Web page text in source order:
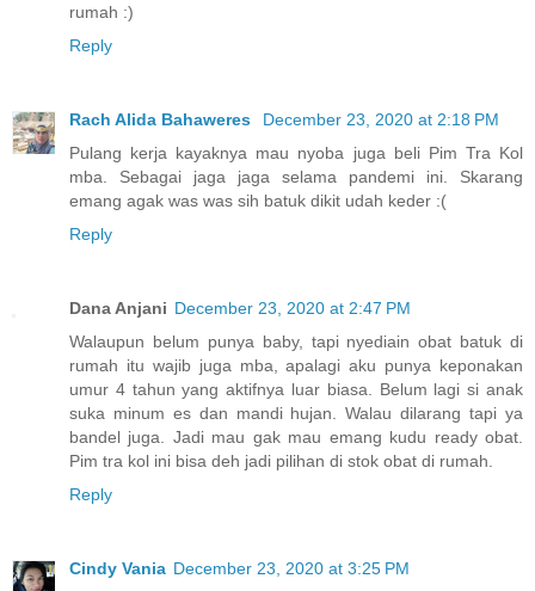
rumah :)
Reply
Rach Alida Bahaweres
December 23, 2020 at 2:18 PM
Pulang kerja kayaknya mau nyoba juga beli Pim Tra Kol
mba. Sebagai jaga jaga selama pandemi ini. Skarang
emang agak was was sih batuk dikit udah keder :(
Reply
Dana Anjani December 23, 2020 at 2:47 PM
Walaupun belum punya baby, tapi nyediain obat batuk di
rumah itu wajib juga mba, apalagi aku punya keponakan
umur 4 tahun yang aktifnya luar biasa. Belum lagi si anak
suka minum es dan mandi hujan. Walau dilarang tapi ya
bandel juga. Jadi mau gak mau emang kudu ready obat.
Pim tra kol ini bisa deh jadi pilihan di stok obat di rumah.
Reply
Cindy Vania December 23, 2020 at 3:25 PM